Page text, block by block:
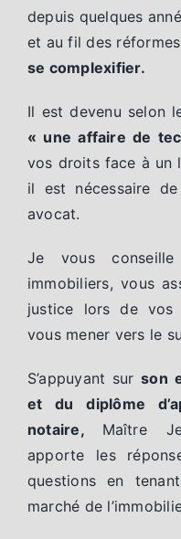
depuis quelques
et au fil des
se complexifier.
Il est devenu selon
« une affaire de
vos droits face à un
il est nécessaire
avocat.
Je vous
immobiliers, vous
justice lors de vos
vous mener vers le
S’appuyant surson
et du diplôme
notaire, Maître
apporte les
questions en
marché de